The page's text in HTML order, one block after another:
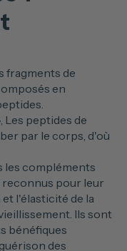
fragments de
en
Les peptides de
par le corps, d'où
les compléments
reconnus pour leur
l'élasticité de la
Ils sont
bénéfiques
des